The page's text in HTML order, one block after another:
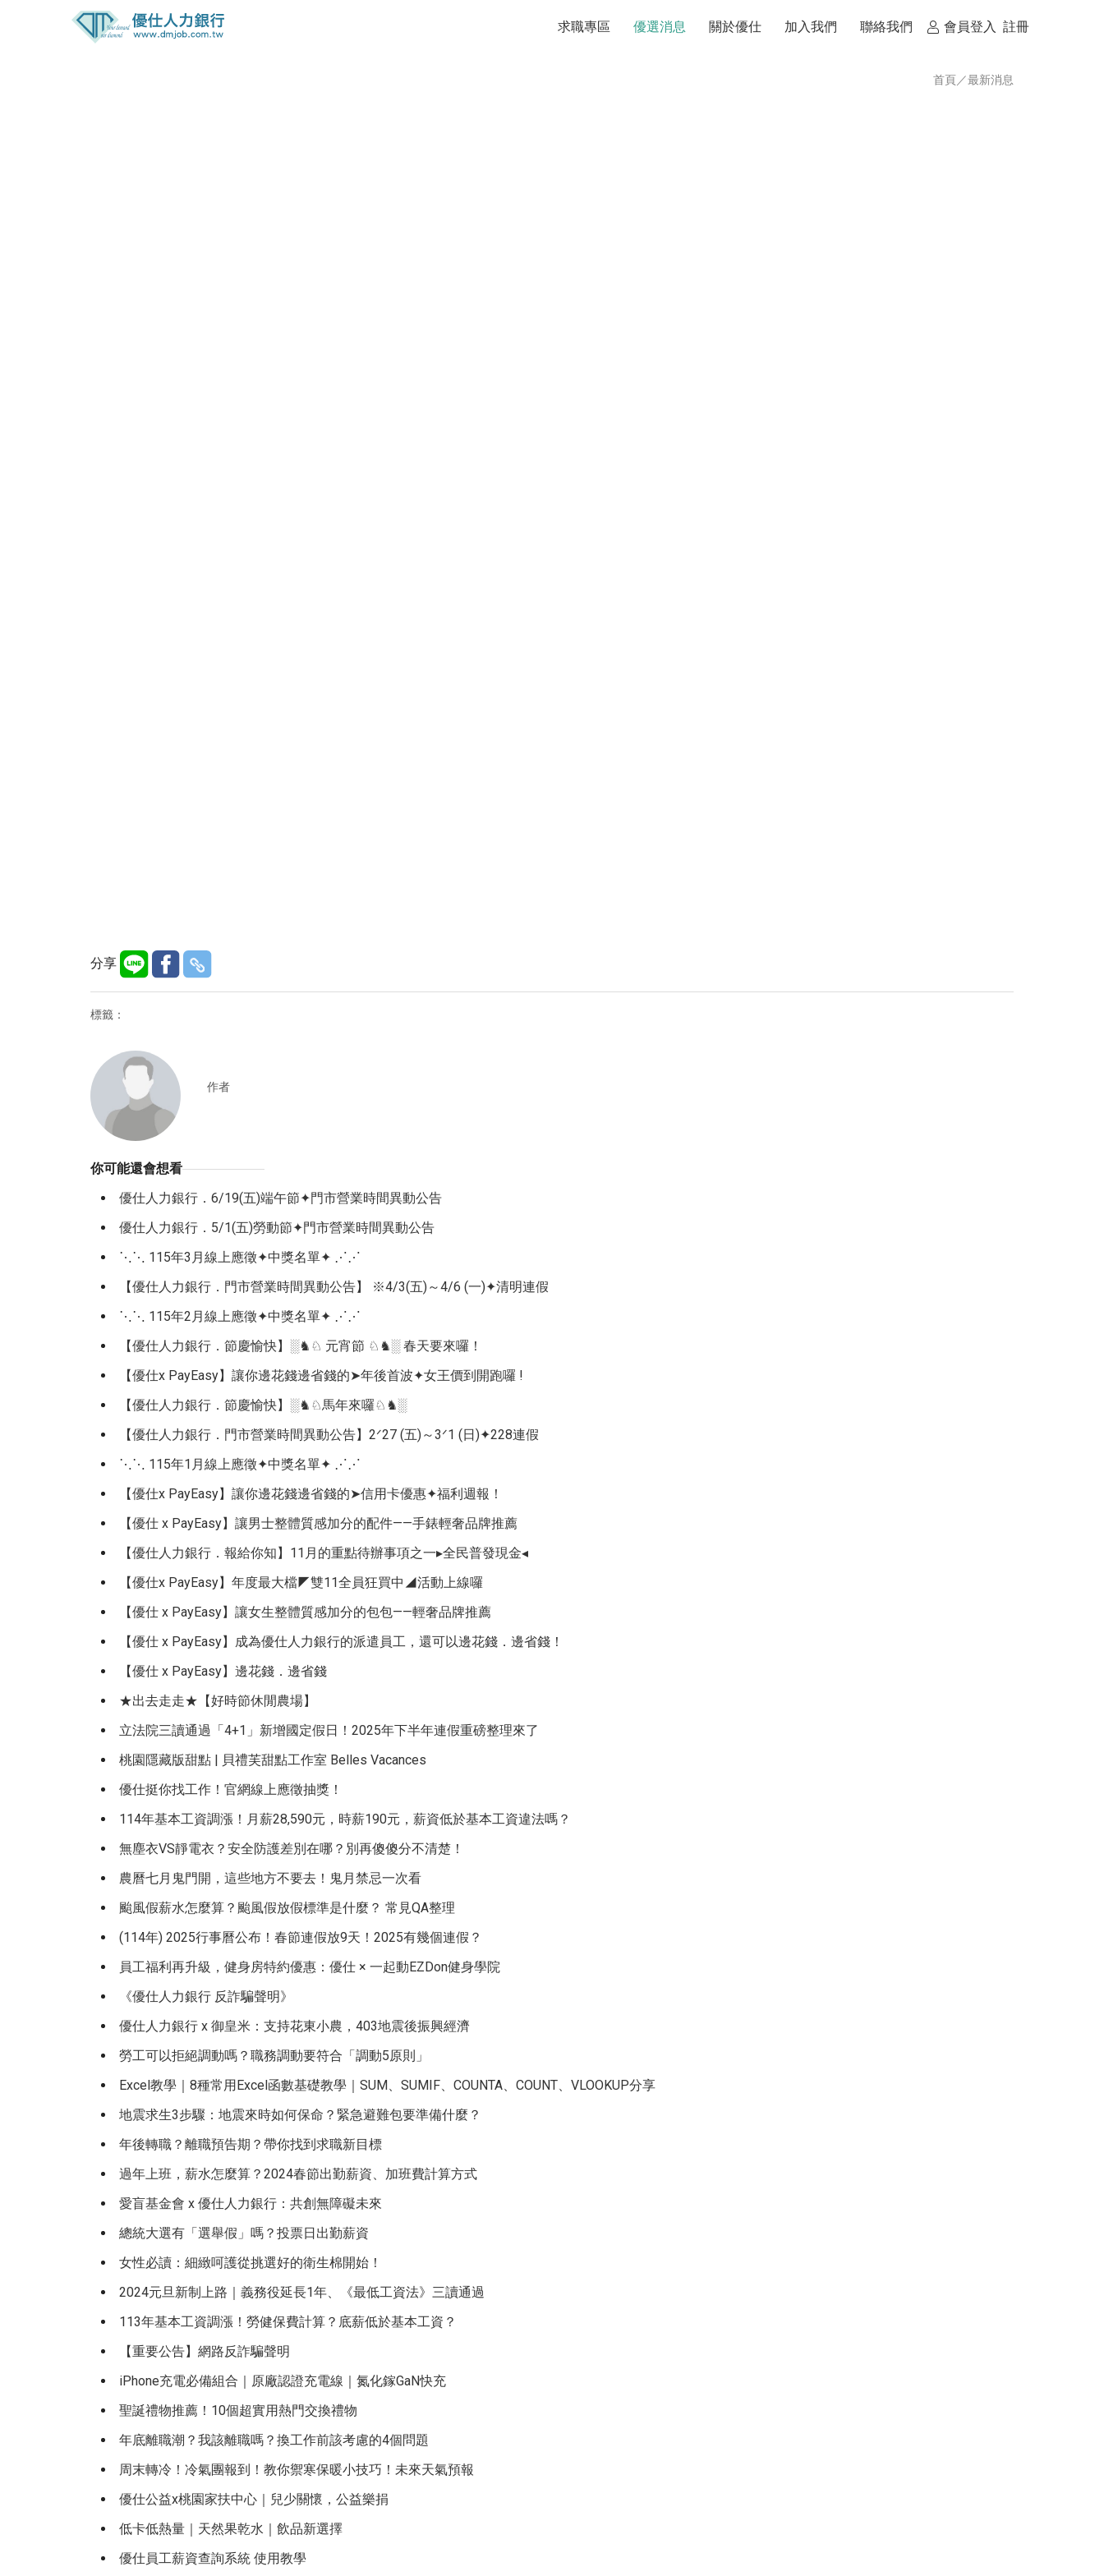
求職專區 優選消息 關於優仕 加入我們 聯絡我們 會員登入 註冊
首頁／最新消息
分享
標籤：
作者
你可能還會想看
優仕人力銀行．6/19(五)端午節✦門市營業時間異動公告
優仕人力銀行．5/1(五)勞動節✦門市營業時間異動公告
⋱⋱ 115年3月線上應徵✦中獎名單✦ ⋰⋰
【優仕人力銀行．門市營業時間異動公告】 ※4/3(五)～4/6 (一)✦清明連假
⋱⋱ 115年2月線上應徵✦中獎名單✦ ⋰⋰
【優仕人力銀行．節慶愉快】░♞♘ 元宵節 ♘♞░ 春天要來囉！
【優仕x PayEasy】讓你邊花錢邊省錢的➤年後首波✦女王價到開跑囉 !
【優仕人力銀行．節慶愉快】░♞♘馬年來囉♘♞░
【優仕人力銀行．門市營業時間異動公告】2ᐟ27 (五)～3ᐟ1 (日)✦228連假
⋱⋱ 115年1月線上應徵✦中獎名單✦ ⋰⋰
【優仕x PayEasy】讓你邊花錢邊省錢的➤信用卡優惠✦福利週報！
【優仕 x PayEasy】讓男士整體質感加分的配件——手錶輕奢品牌推薦
【優仕人力銀行．報給你知】11月的重點待辦事項之一▸全民普發現金◂
【優仕x PayEasy】年度最大檔◤雙11全員狂買中◢活動上線囉
【優仕 x PayEasy】讓女生整體質感加分的包包——輕奢品牌推薦
【優仕 x PayEasy】成為優仕人力銀行的派遣員工，還可以邊花錢．邊省錢！
【優仕 x PayEasy】邊花錢．邊省錢
★出去走走★【好時節休閒農場】
立法院三讀通過「4+1」新增國定假日！2025年下半年連假重磅整理來了
桃園隱藏版甜點 | 貝禮芙甜點工作室 Belles Vacances
優仕挺你找工作！官網線上應徵抽獎！
114年基本工資調漲！月薪28,590元，時薪190元，薪資低於基本工資違法嗎？
無塵衣VS靜電衣？安全防護差別在哪？別再傻傻分不清楚！
農曆七月鬼門開，這些地方不要去！鬼月禁忌一次看
颱風假薪水怎麼算？颱風假放假標準是什麼？ 常見QA整理
(114年) 2025行事曆公布！春節連假放9天！2025有幾個連假？
員工福利再升級，健身房特約優惠：優仕 × 一起動EZDon健身學院
《優仕人力銀行 反詐騙聲明》
優仕人力銀行 x 御皇米：支持花東小農，403地震後振興經濟
勞工可以拒絕調動嗎？職務調動要符合「調動5原則」
Excel教學｜8種常用Excel函數基礎教學｜SUM、SUMIF、COUNTA、COUNT、VLOOKUP分享
地震求生3步驟：地震來時如何保命？緊急避難包要準備什麼？
年後轉職？離職預告期？帶你找到求職新目標
過年上班，薪水怎麼算？2024春節出勤薪資、加班費計算方式
愛盲基金會 x 優仕人力銀行：共創無障礙未來
總統大選有「選舉假」嗎？投票日出勤薪資
女性必讀：細緻呵護從挑選好的衛生棉開始！
2024元旦新制上路｜義務役延長1年、《最低工資法》三讀通過
113年基本工資調漲！勞健保費計算？底薪低於基本工資？
【重要公告】網路反詐騙聲明
iPhone充電必備組合｜原廠認證充電線｜氮化鎵GaN快充
聖誕禮物推薦！10個超實用熱門交換禮物
年底離職潮？我該離職嗎？換工作前該考慮的4個問題
周末轉冷！冷氣團報到！教你禦寒保暖小技巧！未來天氣預報
優仕公益x桃園家扶中心｜兒少關懷，公益樂捐
低卡低熱量｜天然果乾水｜飲品新選擇
優仕員工薪資查詢系統 使用教學